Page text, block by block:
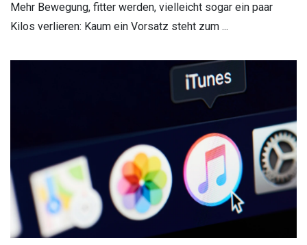
Mehr Bewegung, fitter werden, vielleicht sogar ein paar
Kilos verlieren: Kaum ein Vorsatz steht zum ...